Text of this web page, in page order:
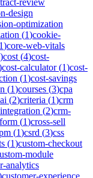
design
optimization
(1)cookie-
1)core-web-vitals
)cost (4)cost-
cost-calculator(1)cost-
(1)cost-savings
(1)courses (3)cpa
(2)criteria (1)crm
(2)crm-
(1)cross-sell
(1)csrd (3)css
(1)custom-checkout
module
analytics
customer-experience